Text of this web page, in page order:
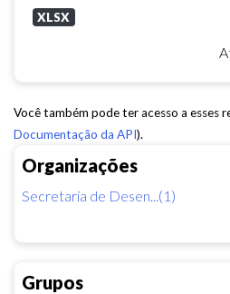
Organizações
Secretaria de Desen...(1)
Grupos
XLSX
Você também pode ter acesso a esses
Documentação da API).